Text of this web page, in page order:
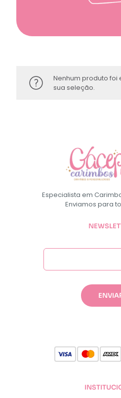
Nenhum produto
sua seleção.
Especialista em
Enviamos para